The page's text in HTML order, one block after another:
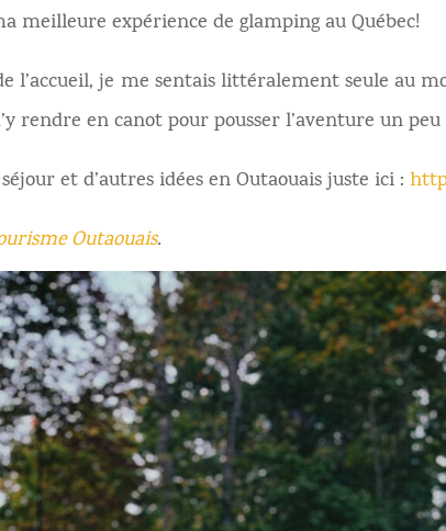
meilleure expérience de glamping au Québec!
l’accueil, je me sentais littéralement seule au
rendre en canot pour pousser l’aventure un
et d’autres idées en Outaouais juste ici :
Outaouais.